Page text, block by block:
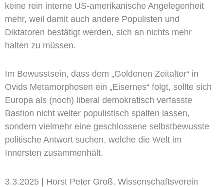
keine rein interne US-amerikanische Angelegenheit
mehr, weil damit auch andere Populisten und
Diktatoren bestätigt werden, sich an nichts mehr
halten zu müssen.
Im Bewusstsein, dass dem „Goldenen Zeitalter“ in
Ovids Metamorphosen ein „Eisernes“ folgt, sollte sich
Europa als (noch) liberal demokratisch verfasste
Bastion nicht weiter populistisch spalten lassen,
sondern vielmehr eine geschlossene selbstbewusste
politische Antwort suchen, welche die Welt im
Innersten zusammenhält.
3.3.2025 | Horst Peter Groß, Wissenschaftsverein